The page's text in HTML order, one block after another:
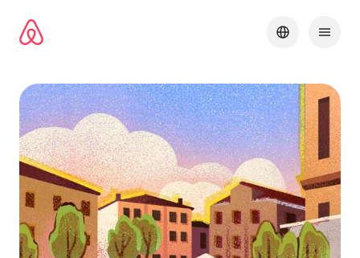
directement